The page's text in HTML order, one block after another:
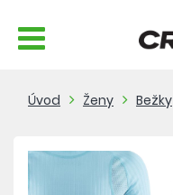
Úvod Ženy Bežky